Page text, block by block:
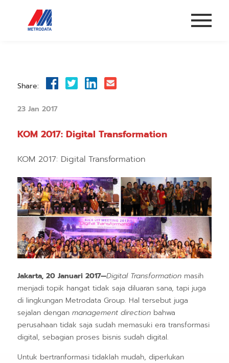
23 Jan 2017
Share:
KOM 2017: Digital Transformation
KOM 2017: Digital Transformation
Jakarta, 20 Januari 2017—Digital Transformationmasih
menjadi topik hangat tidak saja diluaran sana, tapi juga
di lingkungan Metrodata Group. Hal tersebut juga
sejalan dengan management directionbahwa
perusahaan tidak saja sudah memasuki era transformasi
digital, sebagian proses bisnis sudah digital.
Untuk bertranformasi tidaklah mudah, diperlukan